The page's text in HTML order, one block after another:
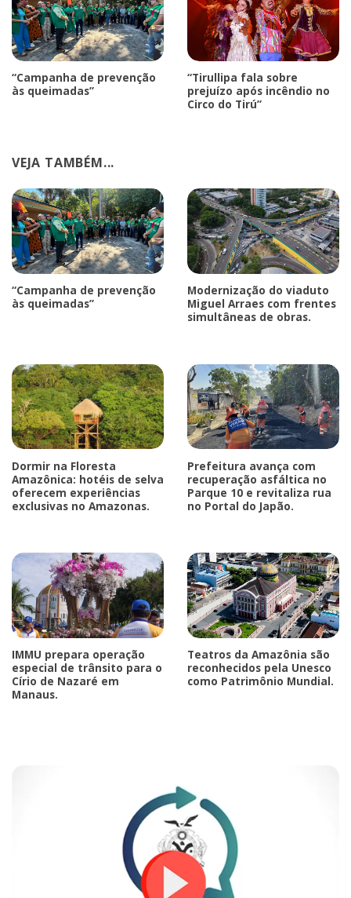
“Campanha de prevenção
às queimadas”
“Tirullipa fala sobre
prejuízo após incêndio no
Circo do Tirú”
VEJA TAMBÉM...
“Campanha de prevenção
às queimadas”
Modernização do viaduto
Miguel Arraes com frentes
simultâneas de obras.
Dormir na Floresta
Amazônica: hotéis de selva
oferecem experiências
exclusivas no Amazonas.
Prefeitura avança com
recuperação asfáltica no
Parque 10 e revitaliza rua
no Portal do Japão.
IMMU prepara operação
especial de trânsito para o
Círio de Nazaré em
Manaus.
Teatros da Amazônia são
reconhecidos pela Unesco
como Patrimônio Mundial.